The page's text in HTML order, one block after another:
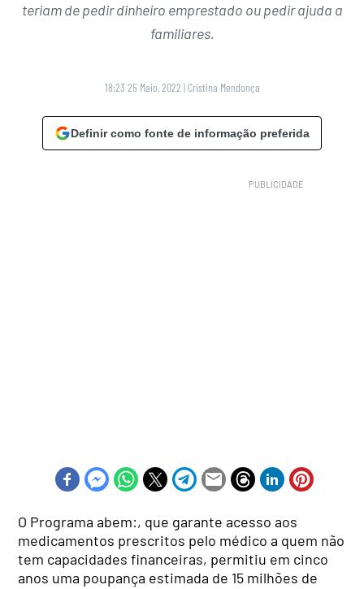
teriam de pedir dinheiro emprestado ou pedir ajuda a
familiares.
18:23 25 Maio, 2022 | Cristina Mendonça
Definir como fonte de informação preferida
O Programa abem:, que garante acesso aos
medicamentos prescritos pelo médico a quem não
tem capacidades financeiras, permitiu em cinco
anos uma poupança estimada de 15 milhões de